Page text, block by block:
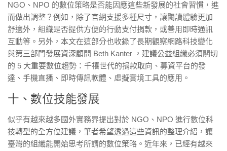
NGO、NPO 的數位策略是否能因應這些新發展的社會習慣，進
而做出調整？例如，除了官網支援多種尺寸，讓閱讀體驗更加
舒適外，組織是否提供方便的行動支付捐款，或善用即時通訊
互動等。另外，本文在這部分也收錄了長期觀察網路科技變化
與第三部門發展資深顧問 Beth Kanter ，建議公益組織必須關切
的 5 大重要數位趨勢：千禧世代的捐款取向、募資平台的發
達、手機直播、即時傳訊軟體、虛擬實境工具的應用。
十、數位技能發展
似乎有越來越多國外實務界提出對於 NGO、NPO 進行數位科
技轉型的全方位建議，筆者希望透過這些資訊的整理介紹，讓
臺灣的組織能開始思考所謂的數位策略。近年來，已經有越來